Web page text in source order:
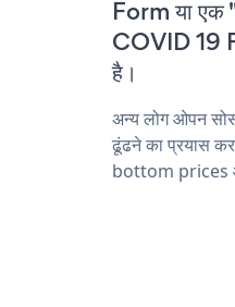
Form या एक
COVID 19
है।
अन्य लोग ओपन
ढूंढने का प्रयास
bottom prices